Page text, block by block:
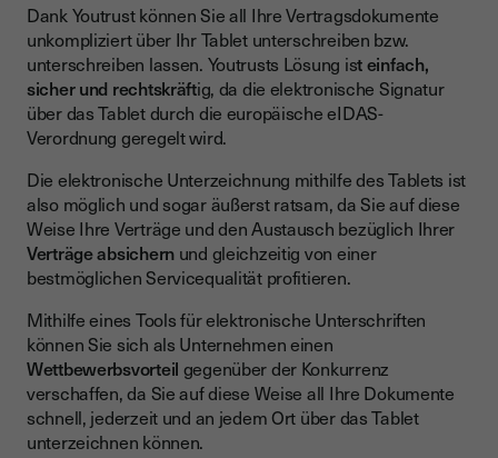
Dank Youtrust können Sie all Ihre Vertragsdokumente
unkompliziert über Ihr Tablet unterschreiben bzw.
unterschreiben lassen. Youtrusts Lösung ist einfach,
sicher und rechtskräftig, da die elektronische Signatur
über das Tablet durch die europäische eIDAS-
Verordnung geregelt wird.
Die elektronische Unterzeichnung mithilfe des Tablets ist
also möglich und sogar äußerst ratsam, da Sie auf diese
Weise Ihre Verträge und den Austausch bezüglich Ihrer
Verträge absichern und gleichzeitig von einer
bestmöglichen Servicequalität profitieren.
Mithilfe eines Tools für elektronische Unterschriften
können Sie sich als Unternehmen einen
Wettbewerbsvorteil gegenüber der Konkurrenz
verschaffen, da Sie auf diese Weise all Ihre Dokumente
schnell, jederzeit und an jedem Ort über das Tablet
unterzeichnen können.